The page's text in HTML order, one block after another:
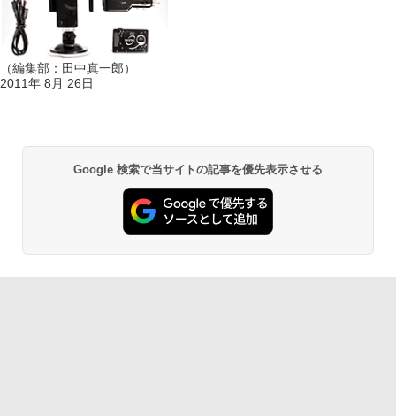
（編集部：田中真一郎）
2011年 8月 26日
Google 検索で当サイトの記事を優先表示させる